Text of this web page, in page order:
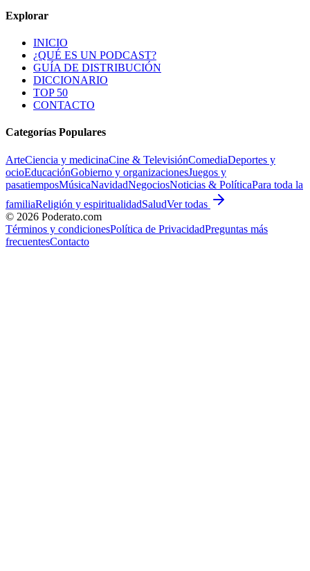
Explorar
INICIO
¿QUÉ ES UN PODCAST?
GUÍA DE DISTRIBUCIÓN
DICCIONARIO
TOP 50
CONTACTO
Categorías Populares
ArteCiencia y medicinaCine & TelevisiónComediaDeportes y
ocioEducaciónGobierno y organizacionesJuegos y
pasatiemposMúsicaNavidadNegociosNoticias & PolíticaPara toda la
familiaReligión y espiritualidadSaludVer todas
© 2026 Poderato.com
Términos y condicionesPolítica de PrivacidadPreguntas más
frecuentesContacto